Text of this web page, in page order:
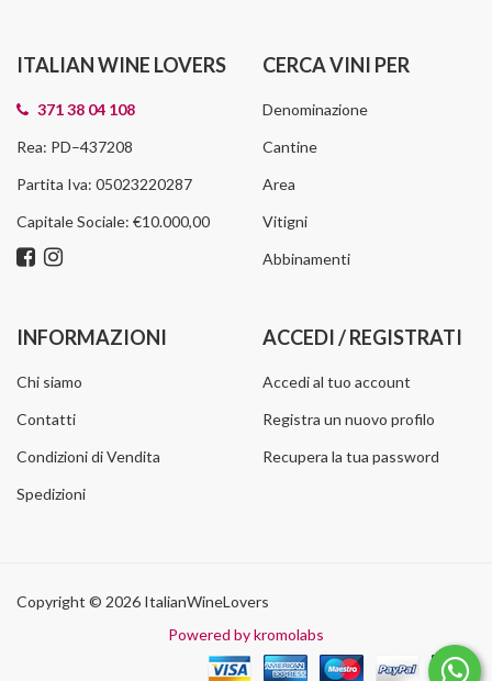
ITALIAN WINE LOVERS
371 38 04 108
Rea: PD–437208
Partita Iva: 05023220287
Capitale Sociale: €10.000,00
CERCA VINI PER
Denominazione
Cantine
Area
Vitigni
Abbinamenti
INFORMAZIONI
Chi siamo
Contatti
Condizioni di Vendita
Spedizioni
ACCEDI / REGISTRATI
Accedi al tuo account
Registra un nuovo profilo
Recupera la tua password
Copyright © 2026 ItalianWineLovers
Powered by kromolabs